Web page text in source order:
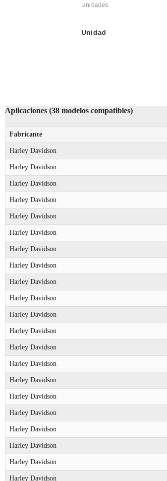
Unidades
Unidad
Aplicaciones (38 modelos compatibles)
Fabricante
Harley Davidson
Harley Davidson
Harley Davidson
Harley Davidson
Harley Davidson
Harley Davidson
Harley Davidson
Harley Davidson
Harley Davidson
Harley Davidson
Harley Davidson
Harley Davidson
Harley Davidson
Harley Davidson
Harley Davidson
Harley Davidson
Harley Davidson
Harley Davidson
Harley Davidson
Harley Davidson
Harley Davidson